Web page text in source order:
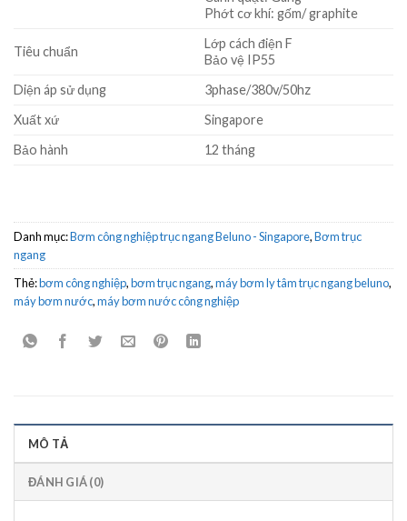
Phớt cơ khí: gốm/ graphite
Tiêu chuẩn
Lớp cách điện F
Bảo vệ IP55
Diện áp sử dụng
3phase/380v/50hz
Xuất xứ
Singapore
Bảo hành
12 tháng
Danh mục:Bơm công nghiệp trục ngang Beluno - Singapore,Bơm trục
ngang
Thẻ:bơm công nghiệp,bơm trục ngang,máy bơm ly tâm trục ngang beluno,
máy bơm nước,máy bơm nước công nghiệp
MÔ TẢ
ĐÁNH GIÁ (0)